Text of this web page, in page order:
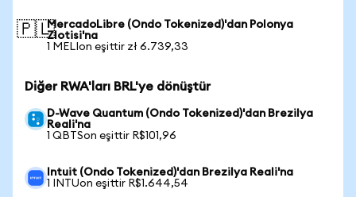
🇵🇱MercadoLibre (Ondo Tokenized)'dan Polonya
Zlotisi'na
1 MELIon eşittir zł 6.739,33
Diğer RWA'ları BRL'ye dönüştür
D-Wave Quantum (Ondo Tokenized)'dan Brezilya
Reali'na
1 QBTSon eşittir R$101,96
Intuit (Ondo Tokenized)'dan Brezilya Reali'na
1 INTUon eşittir R$1.644,54